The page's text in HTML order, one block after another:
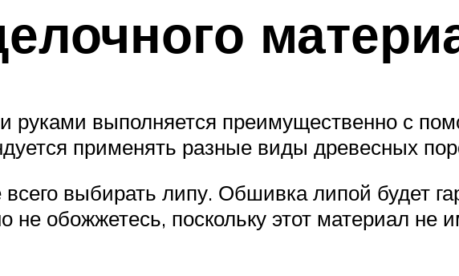
руками выполняется преимущественно с
применять разные виды древесных
выбирать липу. Обшивка липой будет
обожжетесь, поскольку этот материал не